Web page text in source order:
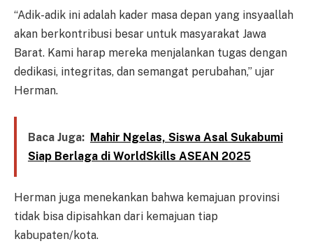
“Adik-adik ini adalah kader masa depan yang insyaallah
akan berkontribusi besar untuk masyarakat Jawa
Barat. Kami harap mereka menjalankan tugas dengan
dedikasi, integritas, dan semangat perubahan,” ujar
Herman.
Baca Juga: Mahir Ngelas, Siswa Asal Sukabumi
Siap Berlaga di WorldSkills ASEAN 2025
Herman juga menekankan bahwa kemajuan provinsi
tidak bisa dipisahkan dari kemajuan tiap
kabupaten/kota.